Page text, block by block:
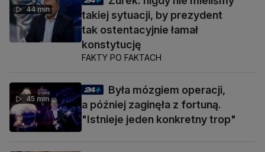
44 min
takiej sytuacji, by prezydent
tak ostentacyjnie łamał
konstytucję
FAKTY PO FAKTACH
45 min
Była mózgiem operacji,
a później zaginęła z fortuną.
"Istnieje jeden konkretny trop"